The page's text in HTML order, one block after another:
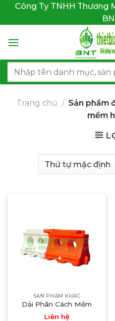
dung
Công Ty TNHH Thương
Tìm
Trang chủ / Sản phẩm
mềm
SẢN PHẨM KHÁC
Dải Phân Cách Mềm
Liên hệ